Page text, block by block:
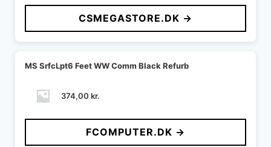
CSMEGASTORE.DK →
MS SrfcLpt6 Feet WW Comm Black Refurb
374,00 kr.
FCOMPUTER.DK →